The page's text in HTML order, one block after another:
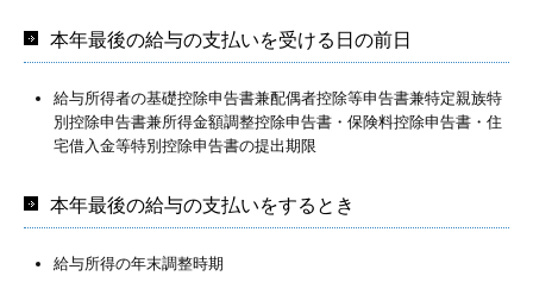
本年最後の給与の支払いを受ける日の前日
給与所得者の基礎控除申告書兼配偶者控除等申告書兼特定親族特
別控除申告書兼所得金額調整控除申告書・保険料控除申告書・住
宅借入金等特別控除申告書の提出期限
本年最後の給与の支払いをするとき
給与所得の年末調整時期